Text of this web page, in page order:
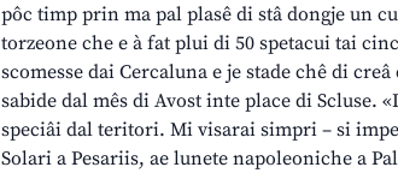
pôc timp prin ma pal plasê di stâ dongje un
torzeone che e à fat plui di 50 spetacui tai
scomesse dai Cercaluna e je stade chê di
sabide dal mês di Avost inte place di Scluse.
speciâi dal teritori. Mi visarai simpri – si
Solari a Pesariis, ae lunete napoleoniche a